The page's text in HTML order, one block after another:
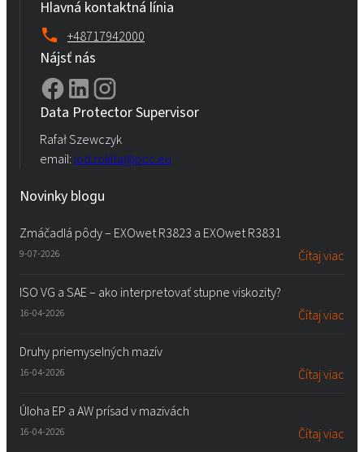
Hlavná kontaktná línia
+48717942000
Nájsť nás
Data Protector Supervisor
Rafał Szewczyk
email: iod.rokita@pcc.eu
Novinky blogu
Zmáčadlá pôdy – EXOwet R3823 a EXOwet R3831
9-07-2026 Čítaj viac
ISO VG a SAE – ako interpretovať stupne viskozity?
16-04-2026 Čítaj viac
Druhy priemyselných mazív
16-04-2026 Čítaj viac
Úloha EP a AW prísad v mazivách
16-04-2026 Čítaj viac